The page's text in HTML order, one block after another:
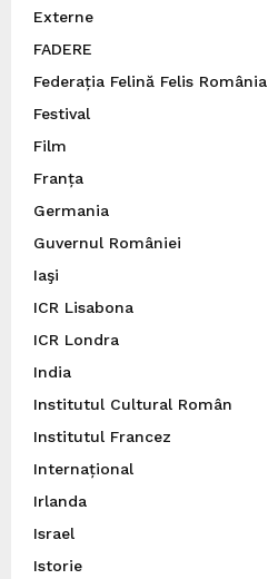
Externe
FADERE
Federația Felină Felis România
Festival
Film
Franța
Germania
Guvernul României
Iaşi
ICR Lisabona
ICR Londra
India
Institutul Cultural Român
Institutul Francez
Internațional
Irlanda
Israel
Istorie